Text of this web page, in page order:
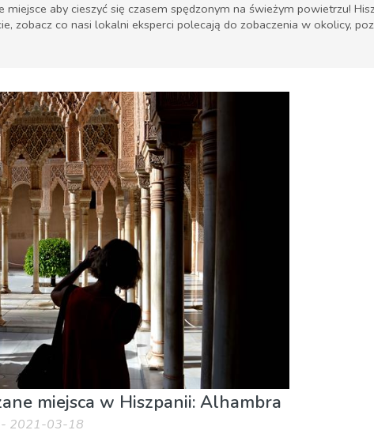
aby cieszyć się czasem spędzonym na świeżym powietrzu!
zobacz co nasi lokalni eksperci polecają do zobaczenia w okolicy,
i plener Sport i przygoda
miejsca w Hiszpanii: Alhambra
- 2021-03-18